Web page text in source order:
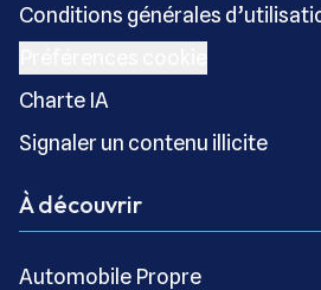
Conditions générales
Charte IA
Signaler un contenu illicite
À découvrir
Automobile Propre